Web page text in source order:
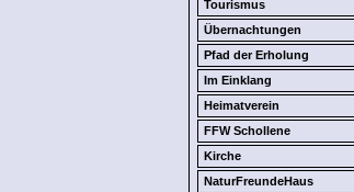
Tourismus
Übernachtungen
Pfad der Erholung
Im Einklang
Heimatverein
FFW Schollene
Kirche
NaturFreundeHaus